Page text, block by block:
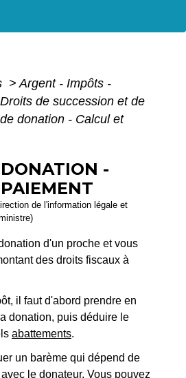
> Argent - Impôts -
Droits de succession et de
donation - Calcul et
-
de l'information légale et
d'un proche et vous
des droits fiscaux à
il faut d'abord prendre en
donation, puis déduire le
abattements.
un barème qui dépend de
le donateur. Vous pouvez